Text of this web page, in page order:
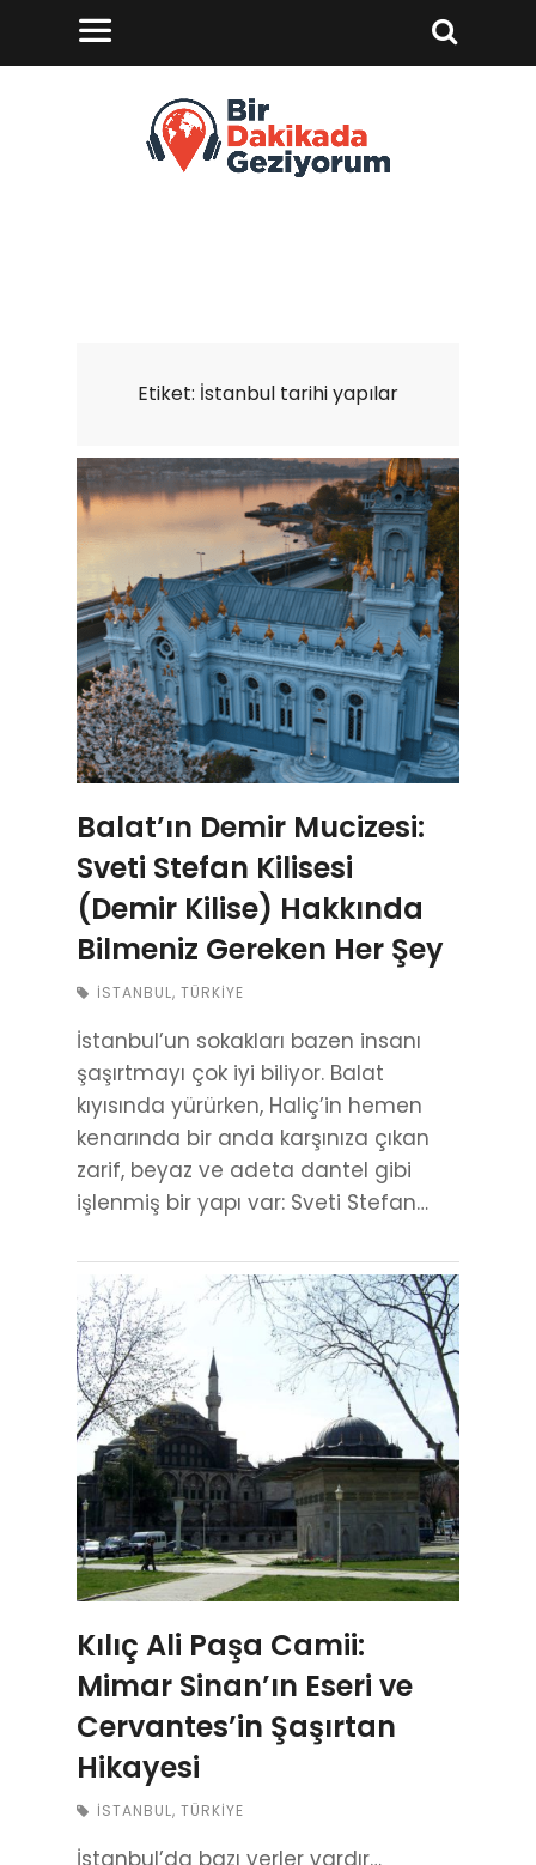
Etiket: İstanbul tarihi yapılar
Balat’ın Demir Mucizesi:
Sveti Stefan Kilisesi
(Demir Kilise) Hakkında
Bilmeniz Gereken Her Şey
İSTANBUL, TÜRKIYE
İstanbul’un sokakları bazen insanı
şaşırtmayı çok iyi biliyor. Balat
kıyısında yürürken, Haliç’in hemen
kenarında bir anda karşınıza çıkan
zarif, beyaz ve adeta dantel gibi
işlenmiş bir yapı var: Sveti Stefan…
Kılıç Ali Paşa Camii:
Mimar Sinan’ın Eseri ve
Cervantes’in Şaşırtan
Hikayesi
İSTANBUL, TÜRKIYE
İstanbul’da bazı yerler vardır…